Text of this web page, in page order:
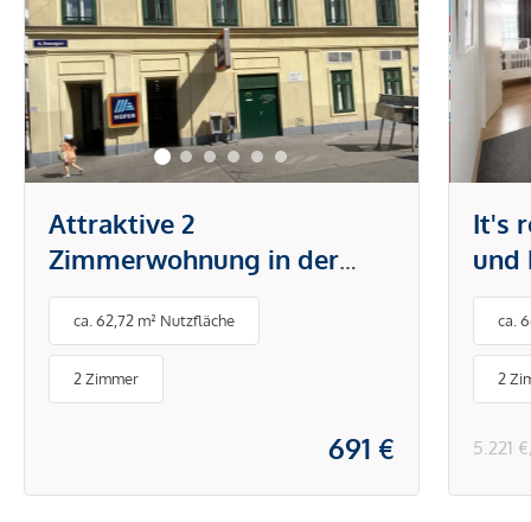
Attraktive 2
Zimmerwohnung in der
Brunnengasse
ca. 62,72 m² Nutzfläche
2 Zimmer
691 €
It's
und
&
ca.
2
5.221